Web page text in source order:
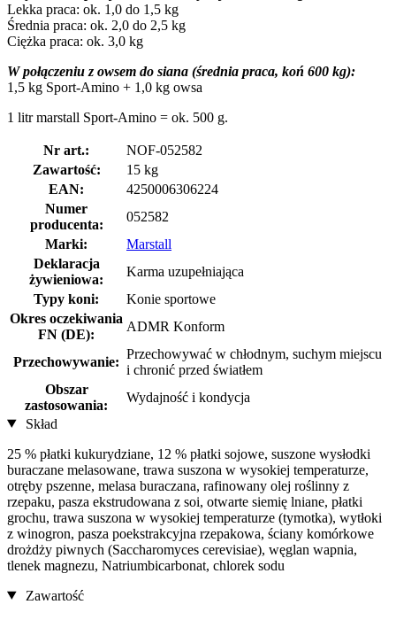
Lekka praca: ok. 1,0 do 1,5 kg
Średnia praca: ok. 2,0 do 2,5 kg
Ciężka praca: ok. 3,0 kg
W połączeniu z owsem do siana (średnia praca, koń 600 kg):
1,5 kg Sport-Amino + 1,0 kg owsa
1 litr marstall Sport-Amino = ok. 500 g.
Nr art.:
NOF-052582
Zawartość:
15 kg
EAN:
4250006306224
Numer
producenta:
052582
Marki:
Marstall
Deklaracja
żywieniowa:
Karma uzupełniająca
Typy koni:
Konie sportowe
Okres oczekiwania
FN (DE):
ADMR Konform
Przechowywanie:
Przechowywać w chłodnym, suchym miejscu
i chronić przed światłem
Obszar
zastosowania:
Wydajność i kondycja
Skład
25 % płatki kukurydziane, 12 % płatki sojowe, suszone wysłodki
buraczane melasowane, trawa suszona w wysokiej temperaturze,
otręby pszenne, melasa buraczana, rafinowany olej roślinny z
rzepaku, pasza ekstrudowana z soi, otwarte siemię lniane, płatki
grochu, trawa suszona w wysokiej temperaturze (tymotka), wytłoki
z winogron, pasza poekstrakcyjna rzepakowa, ściany komórkowe
drożdży piwnych (Saccharomyces cerevisiae), węglan wapnia,
tlenek magnezu, Natriumbicarbonat, chlorek sodu
Zawartość